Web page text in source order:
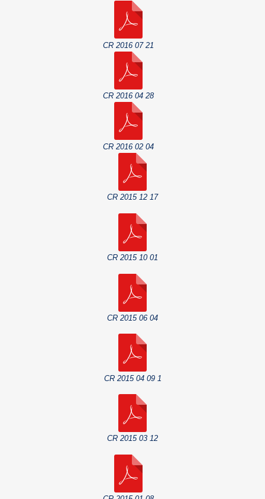
CR 2016 07 21
CR 2016 04 28
CR 2016 02 04
CR 2015 12 17
CR 2015 10 01
CR 2015 06 04
CR 2015 04 09 1
CR 2015 03 12